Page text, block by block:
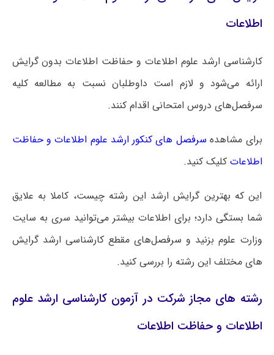
اطلاعات
کارشناسی ارشد علوم اطلاعات و حفاظت اطلاعات بدون گرایش
ارائه می‌شود و لازم است داوطلبان نسبت به مطالعه کلیه
سرفصل‌های دروس امتحانی اقدام کنند.
برای مشاهده سرفصل های کنکور ارشد علوم اطلاعات و حفاظت
اطلاعات کلیک کنید.
این که بهترین گرایش ارشد این رشته چیست، کاملا به علایق
شما بستگی دارد؛ برای اطلاعات بیشتر می‌توانید سری به سایت
وزارت علوم بزنید و سرفصل‌های مقطع کارشناسی ارشد گرایش
های مختلف این رشته را بررسی کنید.
رشته های مجاز شرکت در آزمون کارشناسی ارشد علوم
اطلاعات و حفاظت اطلاعات